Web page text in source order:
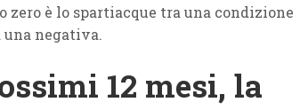
zero è lo spartiacque tra una condizione
negativa.
12 mesi, la